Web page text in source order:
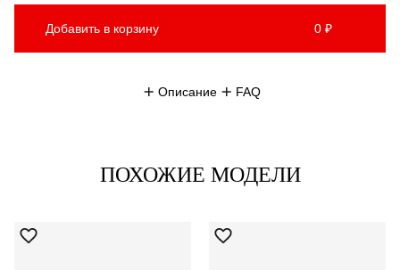
Добавить в корзину 0 ₽
Описание FAQ
ПОХОЖИЕ МОДЕЛИ